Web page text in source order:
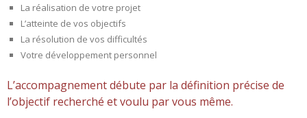
- Process Vente
- Ennéagramme
- Triangle de Karpman
- Quality Teams
La réalisation de votre projet
L’atteinte de vos objectifs
La résolution de vos difficultés
Votre développement personnel
L’accompagnement débute par la définition précise de
l’objectif recherché et voulu par vous même.